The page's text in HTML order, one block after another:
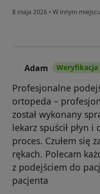
8 maja 2026 • W innym miejscu
Adam
Profesjonalne
ortopeda –
został wykonany
lekarz spuścił płyn i
proces. Czułem się
rękach. Polecam
z podejściem do
pacjenta